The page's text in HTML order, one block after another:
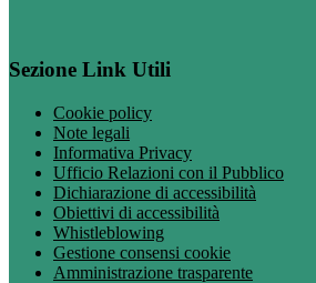
Sezione Link Utili
Cookie policy
Note legali
Informativa Privacy
Ufficio Relazioni con il Pubblico
Dichiarazione di accessibilità
Obiettivi di accessibilità
Whistleblowing
Gestione consensi cookie
Amministrazione trasparente